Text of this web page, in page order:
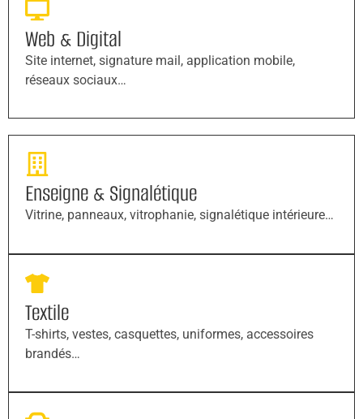
Web & Digital
Site internet, signature mail, application mobile,
réseaux sociaux…
Enseigne & Signalétique
Vitrine, panneaux, vitrophanie, signalétique intérieure…
Textile
T-shirts, vestes, casquettes, uniformes, accessoires
brandés…